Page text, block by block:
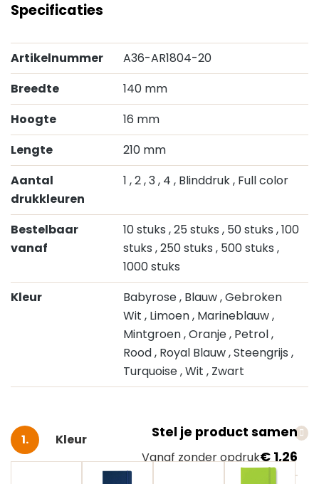
Specificaties
Artikelnummer
A36-AR1804-20
Breedte
140 mm
Hoogte
16 mm
Lengte
210 mm
Aantal
drukkleuren
1 , 2, 3, 4 , Blinddruk, Full color
Bestelbaar
vanaf
10 stuks , 25 stuks , 50 stuks , 100
stuks , 250 stuks , 500 stuks ,
1000 stuks
Kleur
Babyrose, Blauw, Gebroken
Wit , Limoen, Marineblauw,
Mintgroen, Oranje, Petrol,
Rood, Royal Blauw, Steengrijs ,
Turquoise, Wit , Zwart
Stel je product samen
Vanaf zonder opdruk€ 1,26
Selecteer
Kleur